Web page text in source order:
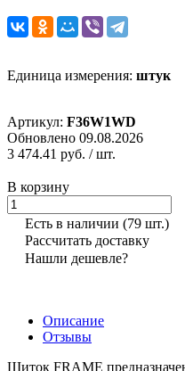
Единица измерения: штук
Артикул: F36W1WD
Обновлено 09.08.2026
3 474.41 руб. / шт.
В корзину
Есть в наличии (79 шт.)
Рассчитать доставку
Нашли дешевле?
Описание
Отзывы
Щиток FRAME